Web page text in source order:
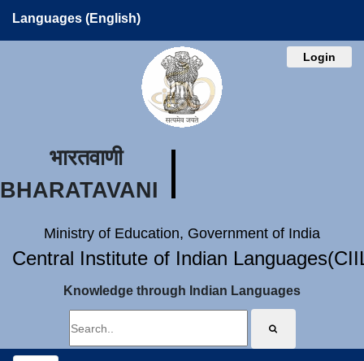
Languages (English)
Login
भारतवाणी
BHARATAVANI
Ministry of Education, Government of India
Central Institute of Indian
Knowledge through Indian Languages